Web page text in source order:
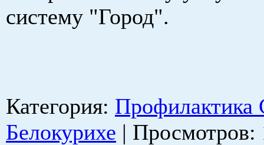
систему "Город".
Категория: Профилактика
Белокурихе | Просмотров: